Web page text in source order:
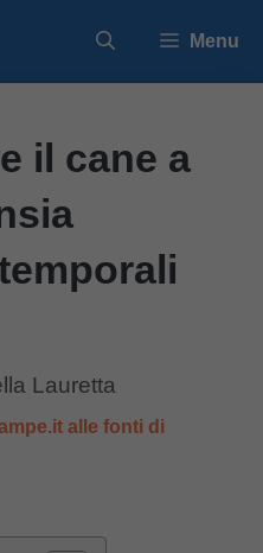
Menu
il cane a
Lauretta
alle fonti di